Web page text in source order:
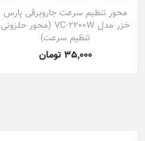
محور تنظیم سرعت جاروبرقی پارس
خزر مدل VC-2200W (محور حلزونی
تنظیم سرعت)
35,000 تومان